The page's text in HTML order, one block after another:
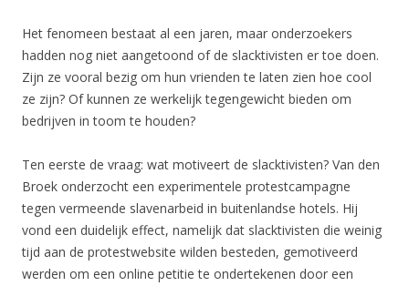
Het fenomeen bestaat al een jaren, maar onderzoekers
hadden nog niet aangetoond of de slacktivisten er toe doen.
Zijn ze vooral bezig om hun vrienden te laten zien hoe cool
ze zijn? Of kunnen ze werkelijk tegengewicht bieden om
bedrijven in toom te houden?
Ten eerste de vraag: wat motiveert de slacktivisten? Van den
Broek onderzocht een experimentele protestcampagne
tegen vermeende slavenarbeid in buitenlandse hotels. Hij
vond een duidelijk effect, namelijk dat slacktivisten die weinig
tijd aan de protestwebsite wilden besteden, gemotiveerd
werden om een online petitie te ondertekenen door een